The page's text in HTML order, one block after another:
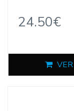
24.50€
VER